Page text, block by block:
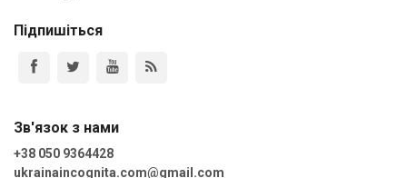
Підпишіться
Зв'язок з нами
+38 050 9364428
ukrainaincognita.com@gmail.com